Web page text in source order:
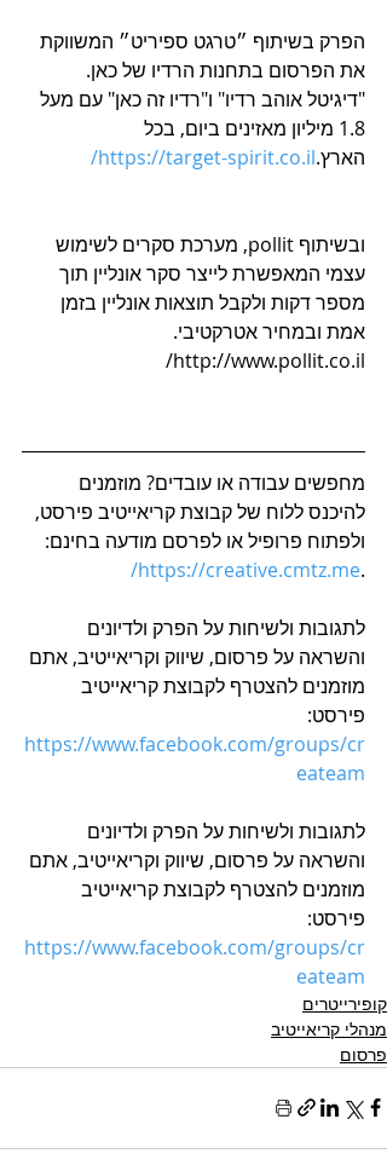
הפרק בשיתוף ״טרגט ספיריט״ המשווקת
את הפרסום בתחנות הרדיו של כאן.
"דיגיטל אוהב רדיו" ו"רדיו זה כאן" עם מעל
1.8 מיליון מאזינים ביום, בכל
הארץ.https://target-spirit.co.il/
ובשיתוף pollit, מערכת סקרים לשימוש
עצמי המאפשרת לייצר סקר אונליין תוך
מספר דקות ולקבל תוצאות אונליין בזמן
אמת ובמחיר אטרקטיבי.
http://www.pollit.co.il/
מחפשים עבודה או עובדים? מוזמנים
להיכנס ללוח של קבוצת קריאייטיב פירסט,
ולפתוח פרופיל או לפרסם מודעה בחינם:
.
https://creative.cmtz.me/
לתגובות ולשיחות על הפרק ולדיונים
והשראה על פרסום, שיווק וקריאייטיב, אתם
מוזמנים להצטרף לקבוצת קריאייטיב
פירסט:
https://www.facebook.com/groups/cr
eateam
לתגובות ולשיחות על הפרק ולדיונים
והשראה על פרסום, שיווק וקריאייטיב, אתם
מוזמנים להצטרף לקבוצת קריאייטיב
פירסט:
https://www.facebook.com/groups/cr
eateam
קופירייטרים
מנהלי קריאייטיב
פרסום